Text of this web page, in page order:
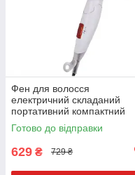
Фен для волосся
електричний складаний
портативний компактний
1200W DSP 30077
Готово до відправки
629 ₴ 729 ₴